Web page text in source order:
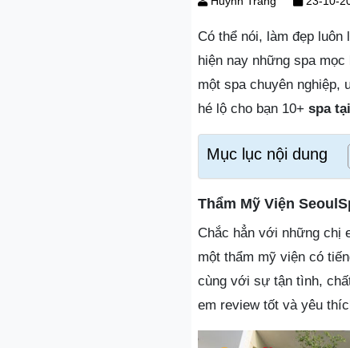
Có thể nói, làm đẹp
hiện nay những spa
một spa chuyên nghiệp,
hé lộ cho bạn 10+ spa
Mục lục nội dung
Thẩm Mỹ Viện
Chắc hẳn với những chị
một thẩm mỹ viện có
cùng với sự tận tình,
em review tốt và yêu